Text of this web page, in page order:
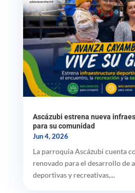
Ascázubi estrena nueva
para su comunidad
Jun 4, 2026
La parroquia Ascázubi cuenta
renovado para el desarrollo de
deportivas y recreativas,...